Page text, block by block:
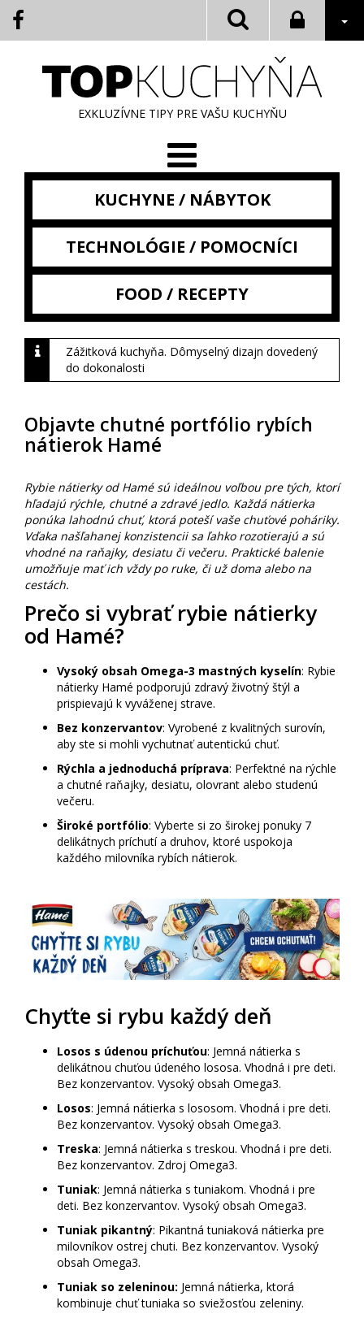
EXKLUZÍVNE TIPY PRE VAŠU KUCHYŇU
KUCHYNE / NÁBYTOK
TECHNOLÓGIE / POMOCNÍCI
FOOD / RECEPTY
Zážitková kuchyňa. Dômyselný dizajn dovedený
do dokonalosti
Objavte chutné portfólio rybích
nátierok Hamé
Rybie nátierky od Hamé sú ideálnou voľbou pre tých, ktorí
hľadajú rýchle, chutné a zdravé jedlo. Každá nátierka
ponúka lahodnú chuť, ktorá poteší vaše chuťové poháriky.
Vďaka našľahanej konzistencii sa ľahko rozotierajú a sú
vhodné na raňajky, desiatu či večeru. Praktické balenie
umožňuje mať ich vždy po ruke, či už doma alebo na
cestách.
Prečo si vybrať rybie nátierky
od Hamé?
Vysoký obsah Omega-3 mastných kyselín: Rybie
nátierky Hamé podporujú zdravý životný štýl a
prispievajú k vyváženej strave.
Bez konzervantov: Vyrobené z kvalitných surovín,
aby ste si mohli vychutnať autentickú chuť.
Rýchla a jednoduchá príprava: Perfektné na rýchle
a chutné raňajky, desiatu, olovrant alebo studenú
večeru.
Široké portfólio: Vyberte si zo širokej ponuky 7
delikátnych príchutí a druhov, ktoré uspokoja
každého milovníka rybích nátierok.
Chyťte si rybu každý deň
Losos s údenou príchuťou: Jemná nátierka s
delikátnou chuťou údeného lososa. Vhodná i pre deti.
Bez konzervantov. Vysoký obsah Omega3.
Losos: Jemná nátierka s lososom. Vhodná i pre deti.
Bez konzervantov. Vysoký obsah Omega3.
Treska: Jemná nátierka s treskou. Vhodná i pre deti.
Bez konzervantov. Zdroj Omega3.
Tuniak: Jemná nátierka s tuniakom. Vhodná i pre
deti. Bez konzervantov. Vysoký obsah Omega3.
Tuniak pikantný: Pikantná tuniaková nátierka pre
milovníkov ostrej chuti. Bez konzervantov. Vysoký
obsah Omega3.
Tuniak so zeleninou: Jemná nátierka, ktorá
kombinuje chuť tuniaka so sviežosťou zeleniny.